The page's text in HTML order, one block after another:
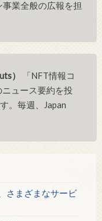
業全般の広報を担
）
「NFT情報コ
ュース要約を投
。毎週、Japan
さまざまなサービ